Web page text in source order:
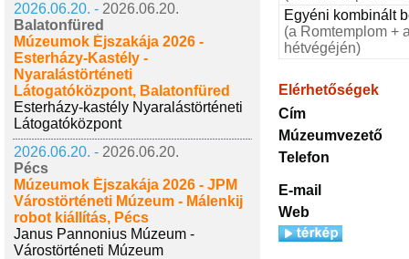
2026.06.20. - 2026.06.20.
Balatonfüred
Múzeumok Éjszakája 2026 -
Esterházy-Kastély -
Nyaralástörténeti
Látogatóközpont, Balatonfüred
Esterházy-kastély Nyaralástörténeti
Látogatóközpont
2026.06.20. - 2026.06.20.
Pécs
Múzeumok Éjszakája 2026 - JPM
Várostörténeti Múzeum - Málenkij
robot kiállítás, Pécs
Janus Pannonius Múzeum -
Várostörténeti Múzeum
Egyéni kombinált
(a Romtemplom +
hétvégéjén)
Elérhetőségek
Cím
Múzeumvezető
Telefon
E-mail
Web